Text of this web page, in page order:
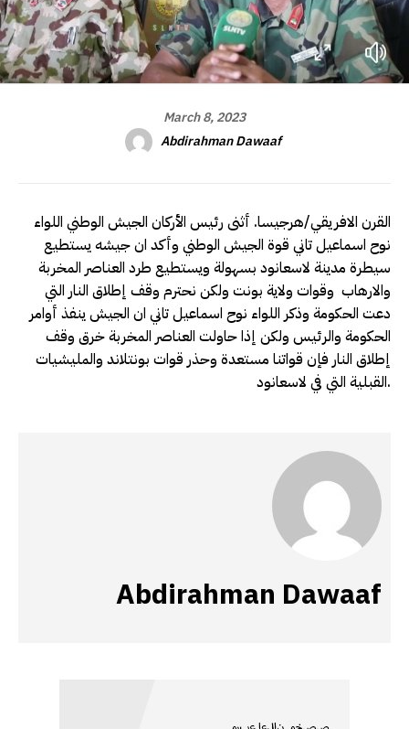
March 8, 2023
Abdirahman Dawaaf
القرن الافريقي/هرجيسا. أثنى رئيس الأركان الجيش الوطني اللواء
نوح اسماعيل تاني قوة الجيش الوطني وأكد ان جيشه يستطيع
سيطرة مدينة لاسعانود بسهولة ويستطيع طرد العناصر المخربة
والارهاب وقوات ولاية بونت ولكن نحترم وقف إطلاق النار التي
دعت الحكومة وذكر اللواء نوح اسماعيل تاني ان الجيش ينفذ أوامر
الحكومة والرئيس ولكن إذا حاولت العناصر المخربة خرق وقف
إطلاق النار فإن قواتنا مستعدة وحذر قوات بونتلاند والمليشيات
القبلية التي في لاسعانود.
Abdirahman Dawaaf